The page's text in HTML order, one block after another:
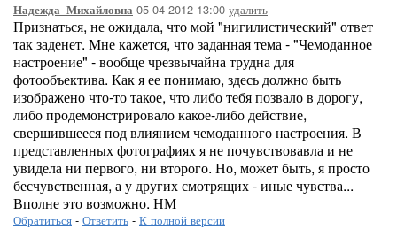
Надежда_Михайловна 05-04-2012-13:00 удалить
Признаться, не ожидала, что мой "нигилистический" ответ
так заденет. Мне кажется, что заданная тема - "Чемоданное
настроение" - вообще чрезвычайна трудна для
фотообъектива. Как я ее понимаю, здесь должно быть
изображено что-то такое, что либо тебя позвало в дорогу,
либо продемонстрировало какое-либо действие,
свершившееся под влиянием чемоданного настроения. В
представленных фотографиях я не почувствовавла и не
увидела ни первого, ни второго. Но, может быть, я просто
бесчувственная, а у других смотрящих - иные чувства...
Вполне это возможно. НМ
Обратиться - Ответить - К полной версии